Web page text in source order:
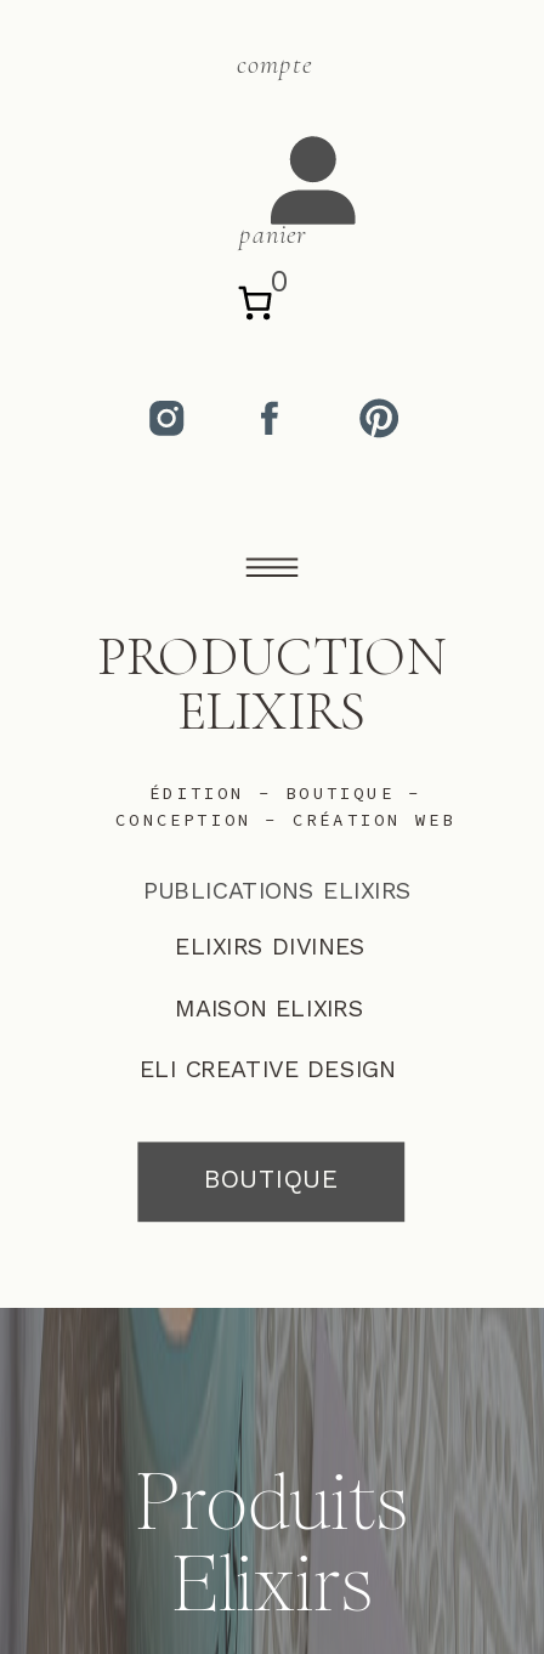
compte
panier
0
ÉDITION - BOUTIQUE -
CONCEPTION - CRÉATION WEB
PRODUCTION
ELIXIRS
BOUTIQUE
PUBLICATIONS ELIXIRS
ELI CREATIVE DESIGN
ELIXIRS DIVINES
MAISON ELIXIRS
Produits
Elixirs